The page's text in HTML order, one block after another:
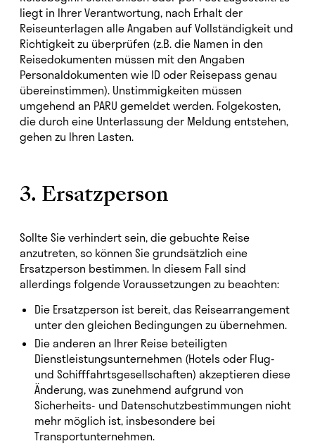
liegt in Ihrer Verantwortung, nach Erhalt der
Reiseunterlagen alle Angaben auf Vollständigkeit und
Richtigkeit zu überprüfen (z.B. die Namen in den
Reisedokumenten müssen mit den Angaben
Personaldokumenten wie ID oder Reisepass genau
übereinstimmen). Unstimmigkeiten müssen
umgehend an PARU gemeldet werden. Folgekosten,
die durch eine Unterlassung der Meldung entstehen,
gehen zu Ihren Lasten.
3. Ersatzperson
Sollte Sie verhindert sein, die gebuchte Reise
anzutreten, so können Sie grundsätzlich eine
Ersatzperson bestimmen. In diesem Fall sind
allerdings folgende Voraussetzungen zu beachten:
Die Ersatzperson ist bereit, das Reisearrangement
unter den gleichen Bedingungen zu übernehmen.
Die anderen an Ihrer Reise beteiligten
Dienstleistungsunternehmen (Hotels oder Flug-
und Schifffahrtsgesellschaften) akzeptieren diese
Änderung, was zunehmend aufgrund von
Sicherheits- und Datenschutzbestimmungen nicht
mehr möglich ist, insbesondere bei
Transportunternehmen.